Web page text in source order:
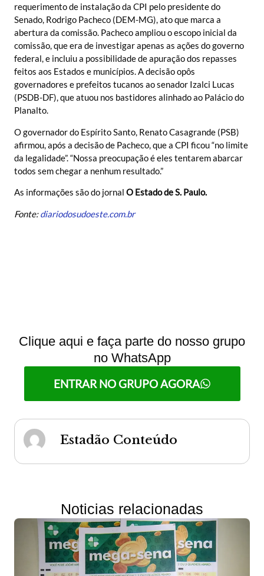
requerimento de instalação da CPI pelo presidente do
Senado, Rodrigo Pacheco (DEM-MG), ato que marca a
abertura da comissão. Pacheco ampliou o escopo inicial da
comissão, que era de investigar apenas as ações do governo
federal, e incluiu a possibilidade de apuração dos repasses
feitos aos Estados e municípios. A decisão opôs
governadores e prefeitos tucanos ao senador Izalci Lucas
(PSDB-DF), que atuou nos bastidores alinhado ao Palácio do
Planalto.
O governador do Espírito Santo, Renato Casagrande (PSB)
afirmou, após a decisão de Pacheco, que a CPI ficou “no limite
da legalidade”. “Nossa preocupação é eles tentarem abarcar
todos sem chegar a nenhum resultado.”
As informações são do jornal O Estado de S. Paulo.
Fonte:diariodosudoeste.com.br
Clique aqui e faça parte do nosso grupo
no WhatsApp
ENTRAR NO GRUPO AGORA
Estadão Conteúdo
Noticias relacionadas